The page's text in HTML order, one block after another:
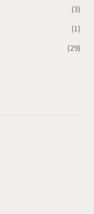
(3)
(1)
(29)